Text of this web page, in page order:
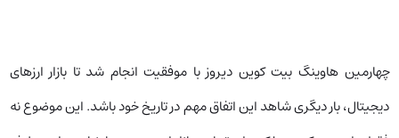
چهارمین هاوینگ بیت کوین دیروز با موفقیت انجام شد تا بازار ارزهای
دیجیتال، بار دیگری شاهد این اتفاق مهم در تاریخ خود باشد. این موضوع نه